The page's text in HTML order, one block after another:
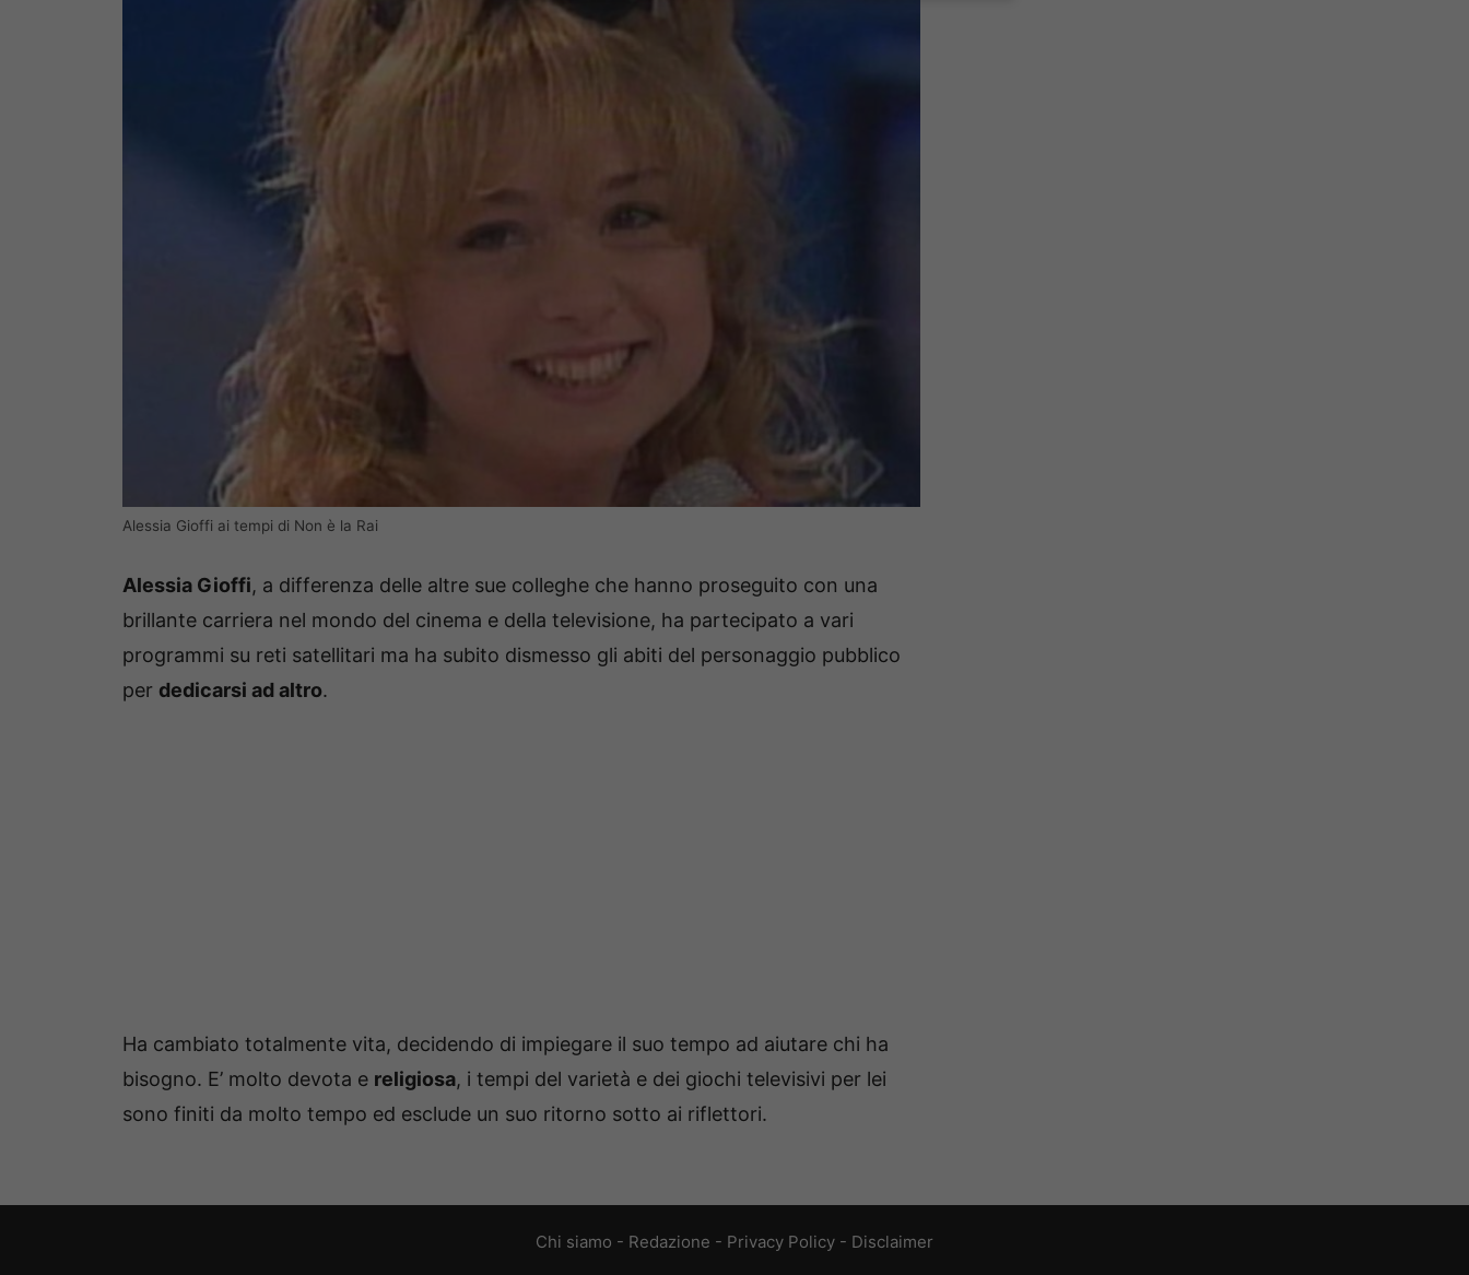
Alessia Gioffi ai tempi di Non è la Rai
Alessia Gioffi, a differenza delle altre sue colleghe che hanno proseguito con una
brillante carriera nel mondo del cinema e della televisione, ha partecipato a vari
programmi su reti satellitari ma ha subito dismesso gli abiti del personaggio pubblico
per dedicarsi ad altro.
Ha cambiato totalmente vita, decidendo di impiegare il suo tempo ad aiutare chi ha
bisogno. E’ molto devota e religiosa, i tempi del varietà e dei giochi televisivi per lei
sono finiti da molto tempo ed esclude un suo ritorno sotto ai riflettori.
Chi siamo - Redazione - Privacy Policy - Disclaimer